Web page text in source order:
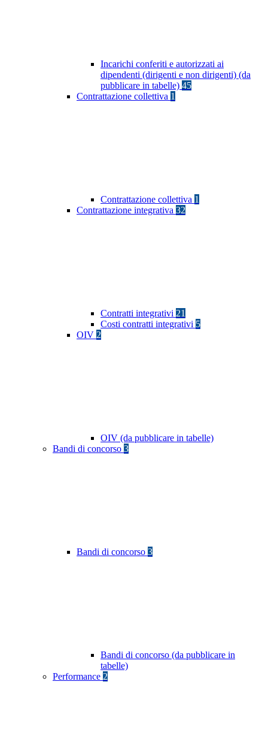
Incarichi conferiti e autorizzati ai
dipendenti (dirigenti e non dirigenti) (da
pubblicare in tabelle) 45
Contrattazione collettiva 1
Contrattazione collettiva 1
Contrattazione integrativa 32
Contratti integrativi 21
Costi contratti integrativi 5
OIV 2
OIV (da pubblicare in tabelle)
Bandi di concorso 3
Bandi di concorso 3
Bandi di concorso (da pubblicare in
tabelle)
Performance 2